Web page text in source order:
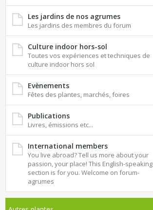
Les jardins de nos agrumes
Les jardins des membres du forum
Culture indoor hors-sol
Toutes vos expériences et techniques de
culture indoor hors sol
Evènements
Fêtes des plantes, marchés, foires
Publications
Livres, émissions etc...
International members
You live abroad? Tell us more about your
passion, your place! This English-speaking
section is for you. Welcome on forum-
agrumes